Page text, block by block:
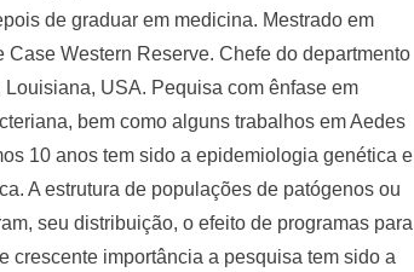
de graduar em medicina. Mestrado em
Western Reserve. Chefe do departmento
USA. Pequisa com ênfase em
bem como alguns trabalhos em Aedes
10 anos tem sido a epidemiologia genética e
A estrutura de populações de patógenos ou
seu distribuição, o efeito de programas para
crescente importância a pesquisa tem sido a